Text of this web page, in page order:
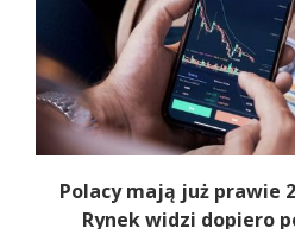
Polacy mają już prawie
Rynek widzi dopiero